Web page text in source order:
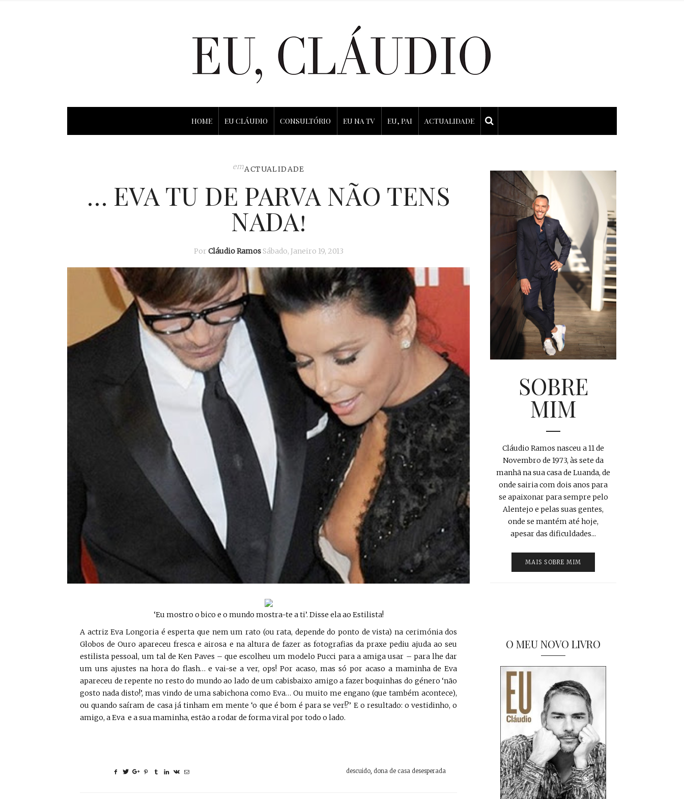
HOME EU CLÁUDIO CONSULTÓRIO EU NA TV EU, PAI ACTUALIDADE
emACTUALIDADE
… EVA TU DE PARVA NÃO TENS
NADA!
Por Cláudio Ramos Sábado, Janeiro 19, 2013
‘Eu mostro o bico e o mundo mostra-te a ti’. Disse ela ao Estilista!
A actriz Eva Longoria é esperta que nem um rato (ou rata, depende do ponto de vista) na cerimónia dos
Globos de Ouro apareceu fresca e airosa e na altura de fazer as fotografias da praxe pediu ajuda ao seu
estilista pessoal, um tal de Ken Paves – que escolheu um modelo Pucci para a amiga usar – para lhe dar
um uns ajustes na hora do flash… e vai-se a ver, ops! Por acaso, mas só por acaso a maminha de Eva
apareceu de repente no resto do mundo ao lado de um cabisbaixo amigo a fazer boquinhas do género ‘não
gosto nada disto!’, mas vindo de uma sabichona como Eva… Ou muito me engano (que também acontece),
ou quando saíram de casa já tinham em mente ‘o que é bom é para se ver!?’ E o resultado: o vestidinho, o
amigo, a Eva e a sua maminha, estão a rodar de forma viral por todo o lado.
descuido, dona de casa desesperada
SOBRE
MIM
Cláudio Ramos nasceu a 11 de
Novembro de 1973, às sete da
manhã na sua casa de Luanda, de
onde sairia com dois anos para
se apaixonar para sempre pelo
Alentejo e pelas suas gentes,
onde se mantém até hoje,
apesar das dificuldades...
MAIS SOBRE MIM
O MEU NOVO LIVRO